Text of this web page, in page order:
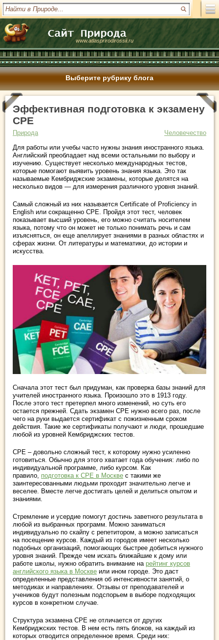
www.atlasprirodirossii.ru
Выберите рубрику блога
Эффективная подготовка к экзамену
CPE
Природа
Человечество
Для работы или учебы часто нужны знания иностранного языка.
Английский преобладает над всеми остальными по выбору и
изучению. Существует несколько международных тестов,
которые помогают выявить уровень знания языка. Это так
называемые Кембриджские экзамены, которые делятся на
несколько видов — для измерения различного уровня знаний.
Самый сложный из них называется Certificate of Proficiency in
English или сокращенно CPE. Пройдя этот тест, человек
показывает высший уровень, его можно считать носителем
языка, потому что он может не только понимать речь и сам
изъясняться, он еще апеллирует знаниями в разных областях и
сферах жизни. От литературы и математики, до истории и
искусства.
Сначала этот тест был придуман, как проверка базы знаний для
учителей иностранного языка. Произошло это в 1913 году.
После этого тест претерпел много изменений, но суть его
остается прежней. Сдать экзамен CPE нужно всего раз, после
чего на руки выдается сертификат с пожизненным сроком
действия. Такие же сертификаты получают и люди, прошедшие
любой из уровней Кембриджских тестов.
CPE – довольно сложный тест, к которому нужно усиленно
готовиться. Обычно для этого хватает года обучения: либо по
индивидуальной программе, либо курсом. Как
правило, подготовка к CPE в Москве с такими же
заинтересованными людьми проходит значительно легче и
веселее. Вместе легче достигать целей и делиться опытом и
знаниями.
Стремление и усердие помогут достичь заветного результата в
любой из выбранных программ. Можно заниматься
индивидуально по скайпу с репетитором, а можно записаться
на посещение курсов. Каждый из городов имеет несколько
подобных организаций, помогающих быстрее добиться нужного
уровня знаний. Прежде чем искать ближайшие к дому или
работе школы, нужно обратить внимание на рейтинг курсов
английского языка в Москве или ином городе. Это даст
определенные представления об интенсивности занятий, о
методиках и направлениях. Отзывы от преподавателей и
учеников будут полезным подспорьем в выборе подходящих
курсов в конкретном случае.
Структура экзамена CPE не отличается от других
Кембриджских тестов. В нем есть пять блоков, на каждый из
которых отводится определенное время. Среди них: